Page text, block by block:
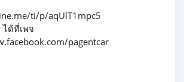
ti/p/aqUlT1mpc5
ด้ที่เพจ
pagentcar